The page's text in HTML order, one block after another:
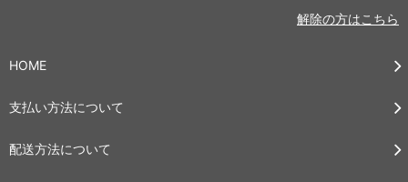
解除の方はこちら
HOME
支払い方法について
配送方法について